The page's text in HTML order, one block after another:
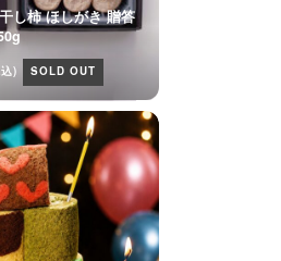
し柿 ほしがき 贈答
) SOLD OUT